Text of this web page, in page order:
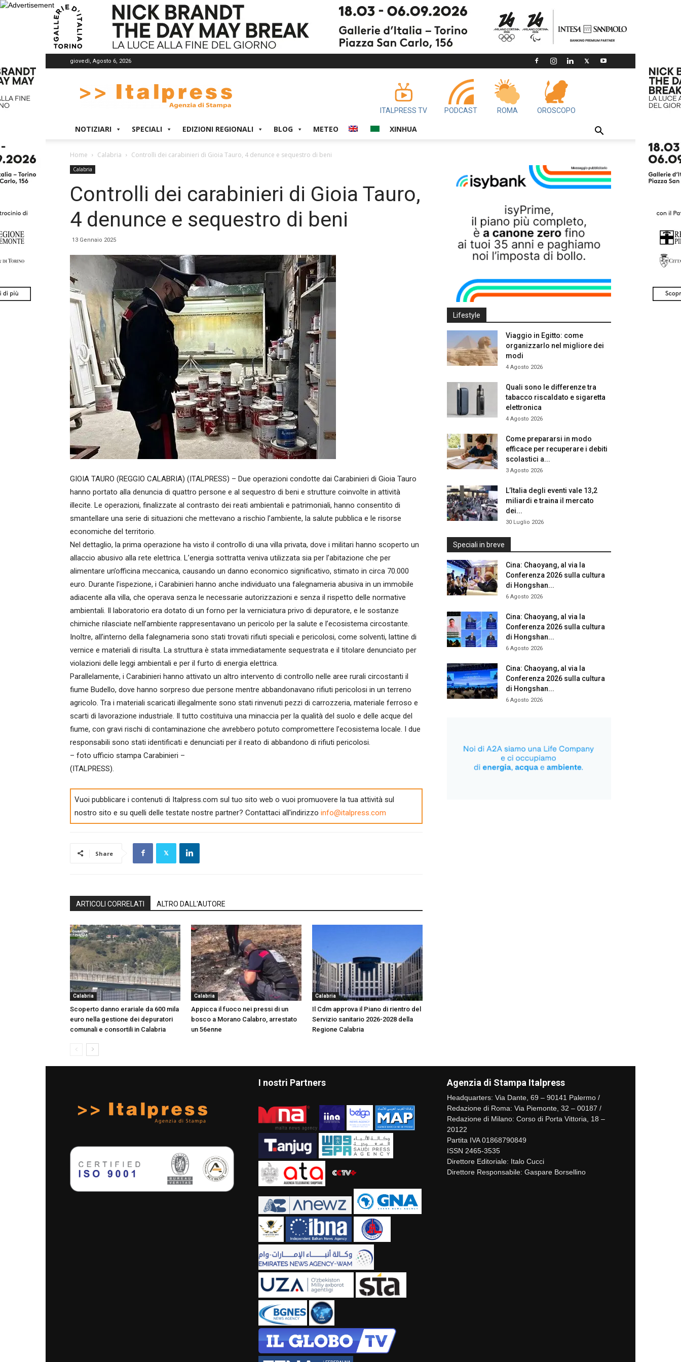
giovedì, Agosto 6, 2026
ITALPRESS TV PODCAST ROMA OROSCOPO
NOTIZIARI SPECIALI EDIZIONI REGIONALI BLOG METEO XINHUA
Home Calabria Controlli dei carabinieri di Gioia Tauro, 4 denunce e sequestro di beni
Calabria
Controlli dei carabinieri di Gioia Tauro,
4 denunce e sequestro di beni
13 Gennaio 2025
GIOIA TAURO (REGGIO CALABRIA) (ITALPRESS) – Due operazioni condotte dai Carabinieri di Gioia Tauro
hanno portato alla denuncia di quattro persone e al sequestro di beni e strutture coinvolte in attività
illecite. Le operazioni, finalizzate al contrasto dei reati ambientali e patrimoniali, hanno consentito di
smantellare una serie di situazioni che mettevano a rischio l’ambiente, la salute pubblica e le risorse
economiche del territorio.
Nel dettaglio, la prima operazione ha visto il controllo di una villa privata, dove i militari hanno scoperto un
allaccio abusivo alla rete elettrica. L’energia sottratta veniva utilizzata sia per l’abitazione che per
alimentare un’officina meccanica, causando un danno economico significativo, stimato in circa 70.000
euro. Durante l’ispezione, i Carabinieri hanno anche individuato una falegnameria abusiva in un immobile
adiacente alla villa, che operava senza le necessarie autorizzazioni e senza il rispetto delle normative
ambientali. Il laboratorio era dotato di un forno per la verniciatura privo di depuratore, e le sostanze
chimiche rilasciate nell’ambiente rappresentavano un pericolo per la salute e l’ecosistema circostante.
Inoltre, all’interno della falegnameria sono stati trovati rifiuti speciali e pericolosi, come solventi, lattine di
vernice e materiali di risulta. La struttura è stata immediatamente sequestrata e il titolare denunciato per
violazioni delle leggi ambientali e per il furto di energia elettrica.
Parallelamente, i Carabinieri hanno attivato un altro intervento di controllo nelle aree rurali circostanti il
fiume Budello, dove hanno sorpreso due persone mentre abbandonavano rifiuti pericolosi in un terreno
agricolo. Tra i materiali scaricati illegalmente sono stati rinvenuti pezzi di carrozzeria, materiale ferroso e
scarti di lavorazione industriale. Il tutto costituiva una minaccia per la qualità del suolo e delle acque del
fiume, con gravi rischi di contaminazione che avrebbero potuto compromettere l’ecosistema locale. I due
responsabili sono stati identificati e denunciati per il reato di abbandono di rifiuti pericolosi.
– foto ufficio stampa Carabinieri –
(ITALPRESS).
Vuoi pubblicare i contenuti di Italpress.com sul tuo sito web o vuoi promuovere la tua attività sul
nostro sito e su quelli delle testate nostre partner? Contattaci all'indirizzo info@italpress.com
Share
ARTICOLI CORRELATI ALTRO DALL'AUTORE
Calabria
Scoperto danno erariale da 600 mila
euro nella gestione dei depuratori
comunali e consortili in Calabria
Calabria
Appicca il fuoco nei pressi di un
bosco a Morano Calabro, arrestato
un 56enne
Calabria
Il Cdm approva il Piano di rientro del
Servizio sanitario 2026-2028 della
Regione Calabria
Lifestyle
Viaggio in Egitto: come
organizzarlo nel migliore dei
modi
4 Agosto 2026
Quali sono le differenze tra
tabacco riscaldato e sigaretta
elettronica
4 Agosto 2026
Come prepararsi in modo
efficace per recuperare i debiti
scolastici a...
3 Agosto 2026
L’Italia degli eventi vale 13,2
miliardi e traina il mercato
dei...
30 Luglio 2026
Speciali in breve
Cina: Chaoyang, al via la
Conferenza 2026 sulla cultura
di Hongshan...
6 Agosto 2026
Cina: Chaoyang, al via la
Conferenza 2026 sulla cultura
di Hongshan...
6 Agosto 2026
Cina: Chaoyang, al via la
Conferenza 2026 sulla cultura
di Hongshan...
6 Agosto 2026
I nostri Partners Agenzia di Stampa Italpress
Headquarters: Via Dante, 69 – 90141 Palermo /
Redazione di Roma: Via Piemonte, 32 – 00187 /
Redazione di Milano: Corso di Porta Vittoria, 18 –
20122
Partita IVA 01868790849
ISSN 2465-3535
Direttore Editoriale: Italo Cucci
Direttore Responsabile: Gaspare Borsellino